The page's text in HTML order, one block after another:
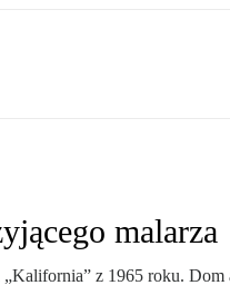
malarza
z 1965 roku.